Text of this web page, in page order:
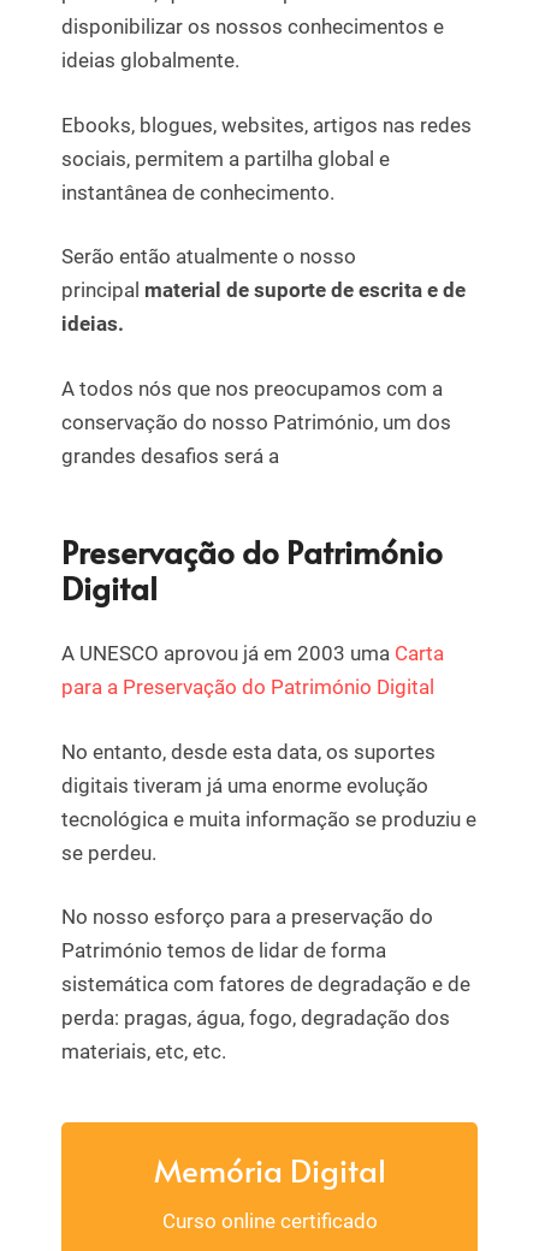
disponibilizar os nossos conhecimentos e
ideias globalmente.
Ebooks, blogues, websites, artigos nas redes
sociais, permitem a partilha global e
instantânea de conhecimento.
Serão então atualmente o nosso
principal material de suporte de escrita e de
ideias.
A todos nós que nos preocupamos com a
conservação do nosso Património, um dos
grandes desafios será a
Preservação do Património
Digital
A UNESCO aprovou já em 2003 uma Carta
para a Preservação do Património Digital
No entanto, desde esta data, os suportes
digitais tiveram já uma enorme evolução
tecnológica e muita informação se produziu e
se perdeu.
No nosso esforço para a preservação do
Património temos de lidar de forma
sistemática com fatores de degradação e de
perda: pragas, água, fogo, degradação dos
materiais, etc, etc.
Memória Digital
Curso online certificado